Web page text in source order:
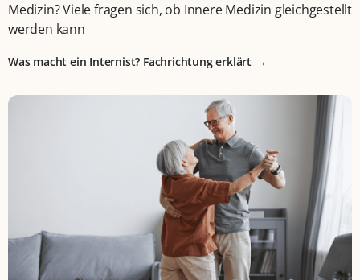
Medizin? Viele fragen sich, ob Innere Medizin gleichgestellt
werden kann
Was macht ein Internist? Fachrichtung erklärt